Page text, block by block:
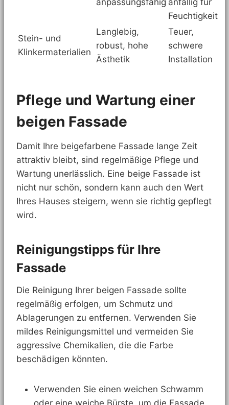
anpassungsfähig anfällig für
Feuchtigkeit
Stein- und
Klinkermaterialien
Langlebig,
robust, hohe
Ästhetik
Teuer,
schwere
Installation
Pflege und Wartung einer
beigen Fassade
Damit Ihre beigefarbene Fassade lange Zeit
attraktiv bleibt, sind regelmäßige Pflege und
Wartung unerlässlich. Eine beige Fassade ist
nicht nur schön, sondern kann auch den Wert
Ihres Hauses steigern, wenn sie richtig gepflegt
wird.
Reinigungstipps für Ihre
Fassade
Die Reinigung Ihrer beigen Fassade sollte
regelmäßig erfolgen, um Schmutz und
Ablagerungen zu entfernen. Verwenden Sie
mildes Reinigungsmittel und vermeiden Sie
aggressive Chemikalien, die die Farbe
beschädigen könnten.
Verwenden Sie einen weichen Schwamm